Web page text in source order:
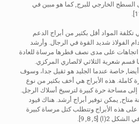
السطح الخارجي للبرج, كما هو مبين في
تكلفة المواد أقل بكثير من أبراج الدعم
الفولاذ شديد القوة في الرجال. وأرشد
اتجاهات على مدى نصف قطرها مرساة للعادة
قسم شعرية الثلاثي لالصاري المركزي.
خاصة عندما الجليد هو ثقيل جدا، وسوف
كاملة. هذه الأبراج هي أخف بكثير من نوع
إلى مساحة حرة كبيرة لترسيخ أسلاك الرجل.
يمكن توفير أبراج أرشد. هناك قيود
هذه الأبراج وتتطلب كتل مرساة كبيرة
2(ا) [5, 8, 9].